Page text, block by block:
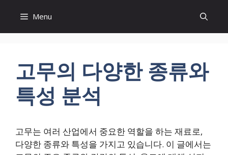
츠
Menu
고무의 다양한 종류와
특성 분석
고무는 여러 산업에서 중요한 역할을 하는 재료로,
다양한 종류와 특성을 가지고 있습니다. 이 글에서는